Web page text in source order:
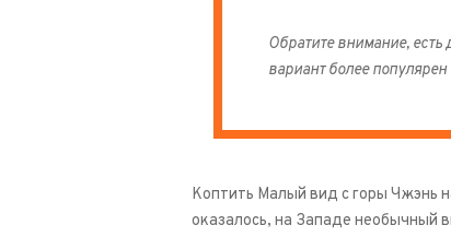
Обратите внимание,
вариант более
Коптить Малый вид с горы Чжэнь
оказалось, на Западе необычный